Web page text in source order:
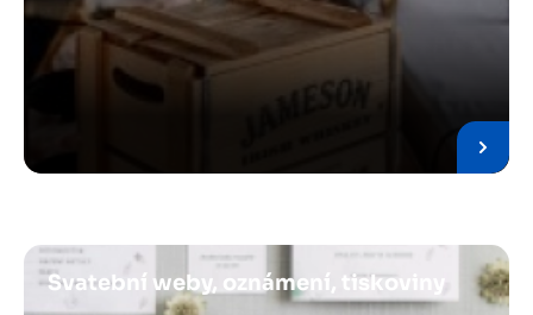
Obrázek
Svatební weby, oznámení, tiskoviny